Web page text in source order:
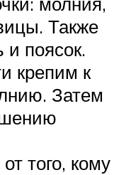
Также
и поясок.
крепим к
Затем
того, кому